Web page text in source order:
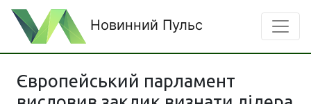
Новинний Пульс
Європейський парламент